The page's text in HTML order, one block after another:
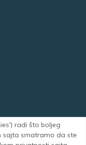
radi što boljeg
sajta smatramo da ste